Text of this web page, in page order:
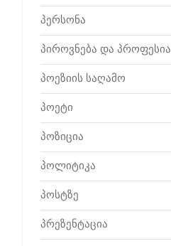
პერსონა
პიროვნება და პროფესია
პოეზიის საღამო
პოეტი
პოზიცია
პოლიტიკა
პოსტზე
პრეზენტაცია